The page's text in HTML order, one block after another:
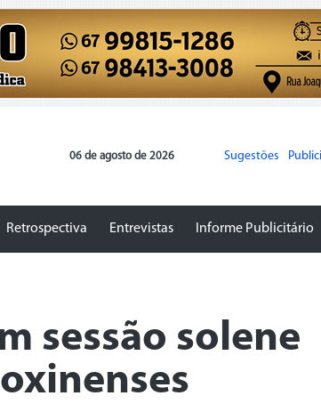
06 de agosto de 2026 Sugestões
Retrospectiva Entrevistas Informe Publicitário
sessão solene